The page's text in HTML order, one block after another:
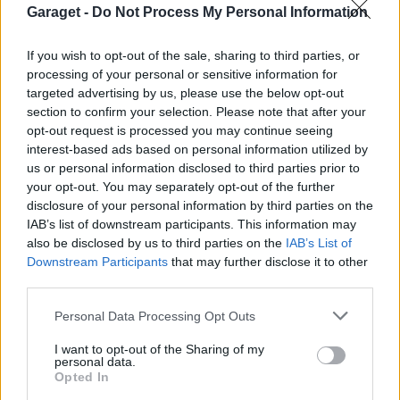
Garaget - Do Not Process My Personal Information
If you wish to opt-out of the sale, sharing to third parties, or
processing of your personal or sensitive information for
targeted advertising by us, please use the below opt-out
section to confirm your selection. Please note that after your
opt-out request is processed you may continue seeing
interest-based ads based on personal information utilized by
us or personal information disclosed to third parties prior to
your opt-out. You may separately opt-out of the further
disclosure of your personal information by third parties on the
IAB’s list of downstream participants. This information may
also be disclosed by us to third parties on the IAB’s List of
Downstream Participants that may further disclose it to other
Personal Data Processing Opt Outs
I want to opt-out of the Sharing of my
personal data.
Opted In
På en ok bil med avsevärd tid kvar och i pvrigt frisk
framvagn = ja.
Men hur exakt tror man en gammal bil med överlag
slitna, (men inte trasiga) bussningar är egentligen?
Millimeterinställt stillastående på en lyft är ofta en
målad bild på gamla slitna bilar.
Citera
simlar6 025 Inlägg
6 juli #8
En ny yttre styrled kostar inte många kronor,
rekommenderar att smacka dit en sådan så du får
dit alla skruvar.
Har du ett biltema i närheten kostar en ny yttre
styrled 59,90kr.https://www.biltema.se/bil---
Den genomgående skruven är den som håller fast